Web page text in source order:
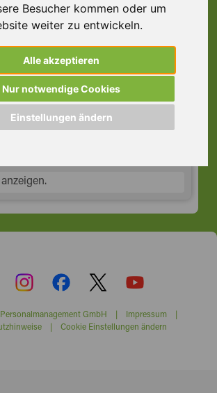
Besucher kommen oder um
weiter zu entwickeln.
Alle akzeptieren
Nur notwendige Cookies
Einstellungen ändern
(m/w/d) Verpackungen,
Personalmanagement GmbH | Impressum|
| Cookie Einstellungen ändern